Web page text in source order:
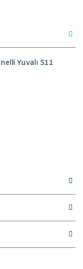
Yuvalı S11